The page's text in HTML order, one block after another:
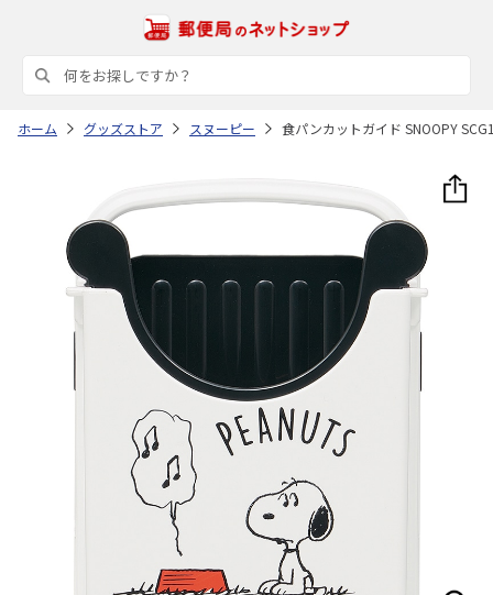
ホーム グッズストア スヌーピー 食パンカットガイド SNOOPY